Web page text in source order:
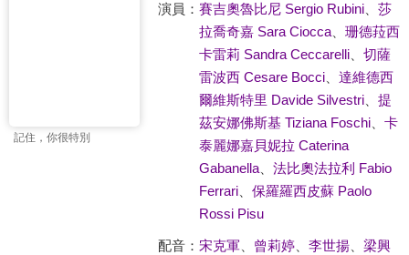
記住，你很特別
演員： 賽吉奧魯比尼 Sergio Rubini、 莎
拉喬奇嘉 Sara Ciocca、 珊德菈西
卡雷莉 Sandra Ceccarelli、 切薩
雷波西 Cesare Bocci、 達維德西
爾維斯特里 Davide Silvestri、 提
茲安娜佛斯基 Tiziana Foschi、 卡
泰麗娜嘉貝妮拉 Caterina
Gabanella、 法比奧法拉利 Fabio
Ferrari、 保羅羅西皮蘇 Paolo
Rossi Pisu
配音： 宋克軍、 曾莉婷、 李世揚、 梁興